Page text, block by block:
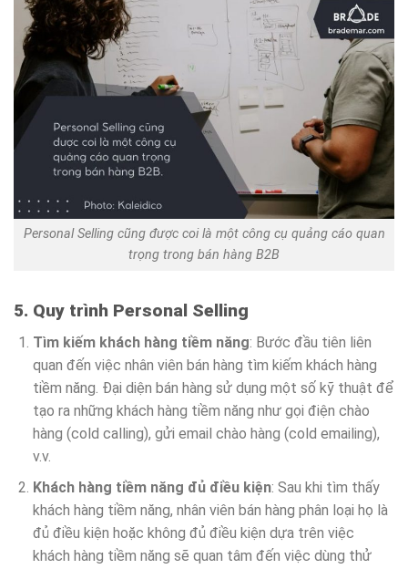
Personal Selling cũng được coi là một công cụ quảng cáo quan
trọng trong bán hàng B2B
5. Quy trình Personal Selling
Tìm kiếm khách hàng tiềm năng: Bước đầu tiên liên
quan đến việc nhân viên bán hàng tìm kiếm khách hàng
tiềm năng. Đại diện bán hàng sử dụng một số kỹ thuật để
tạo ra những khách hàng tiềm năng như gọi điện chào
hàng (cold calling), gửi email chào hàng (cold emailing),
v.v.
Khách hàng tiềm năng đủ điều kiện: Sau khi tìm thấy
khách hàng tiềm năng, nhân viên bán hàng phân loại họ là
đủ điều kiện hoặc không đủ điều kiện dựa trên việc
khách hàng tiềm năng sẽ quan tâm đến việc dùng thử